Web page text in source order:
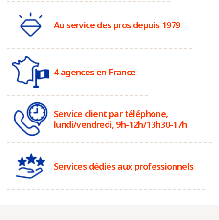
Au service des pros depuis 1979
4 agences en France
Service client par téléphone,
lundi/vendredi, 9h-12h/13h30-17h
Services dédiés aux professionnels